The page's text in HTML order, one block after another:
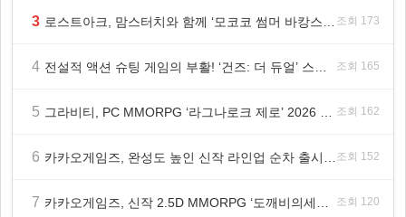
3 조회 173
4 조회 165
5 조회 162
6 조회 152
7 조회 120